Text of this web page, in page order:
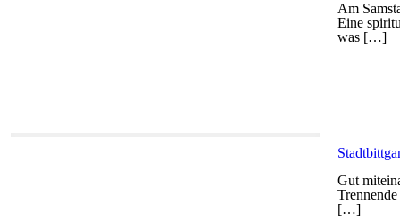
Am
Eine
was […]
Gut
[…]